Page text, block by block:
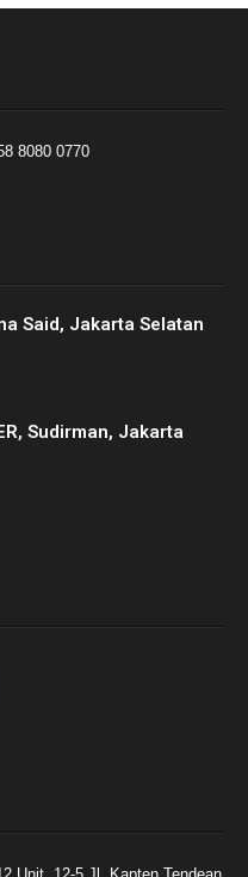
8080 0770
Said, Jakarta Selatan
Sudirman, Jakarta